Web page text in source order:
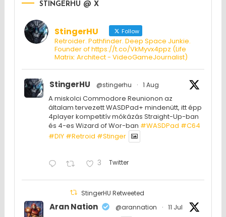
STINGERHU @ X
StingerHU Follow
Retroider. Pathfinder. Deep Space Junkie.
Founder of https://t.co/VkMyvx4ppz (Life
Matrix: Architect - VideoGameJournalist)
StingerHU @stingerhu · 1 Aug
A miskolci Commodore Reunionon az
általam tervezett WASDPad+ mindenütt, itt épp
4player kompetitív mókázás Straight-Up-ban
és 4-es Wizard of Wor-ban #WASDPad #C64
#DIY #Retroid #Stinger
3 Twitter
StingerHU Retweeted
Aran Nation @arannation · 11 Jul